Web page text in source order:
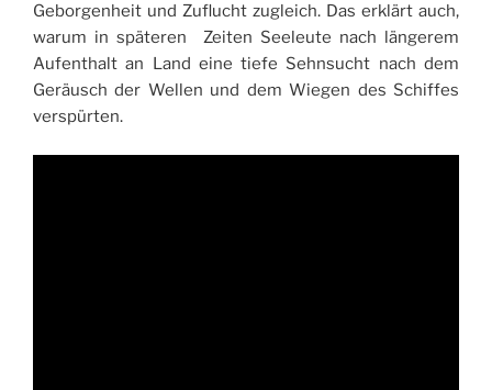
Geborgenheit und Zuflucht zugleich. Das erklärt auch,
warum in späteren Zeiten Seeleute nach längerem
Aufenthalt an Land eine tiefe Sehnsucht nach dem
Geräusch der Wellen und dem Wiegen des Schiffes
verspürten.